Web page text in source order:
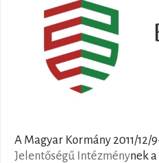
A Magyar Kormány 2011/
Jelentőségű Intézménynek